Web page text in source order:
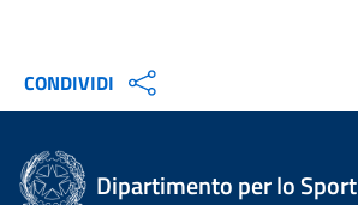
CONDIVIDI
Dipartimento per lo Sport